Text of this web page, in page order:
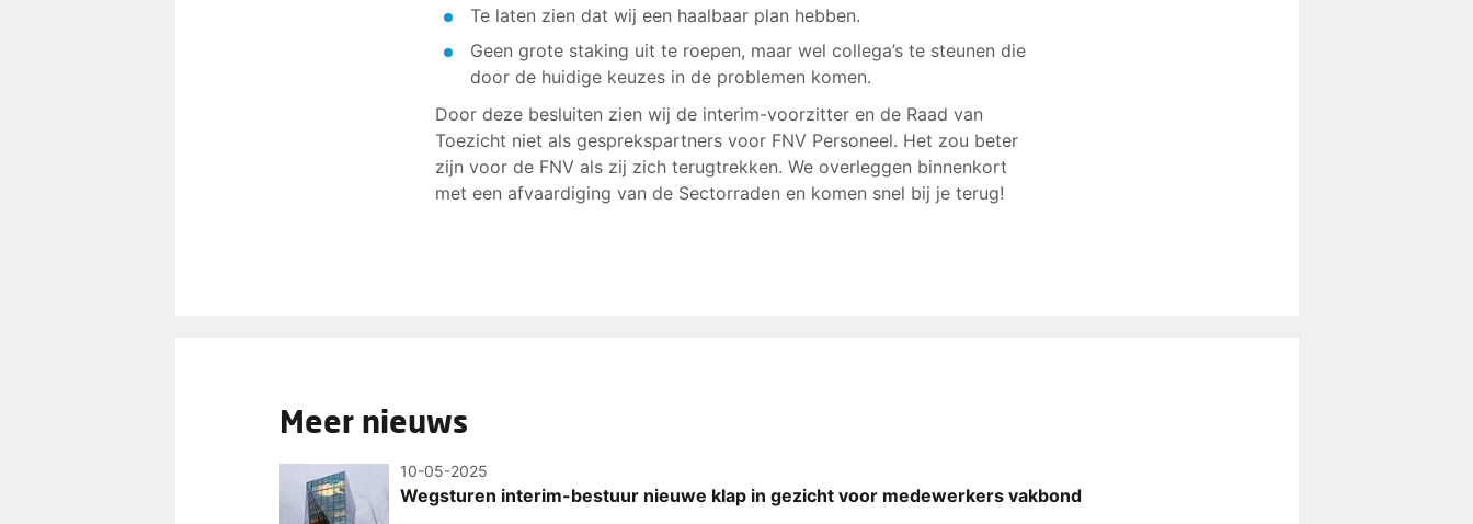
Te laten zien dat wij een haalbaar plan hebben.
Geen grote staking uit te roepen, maar wel collega’s te steunen die
door de huidige keuzes in de problemen komen.
Door deze besluiten zien wij de interim-voorzitter en de Raad van
Toezicht niet als gesprekspartners voor FNV Personeel. Het zou beter
zijn voor de FNV als zij zich terugtrekken. We overleggen binnenkort
met een afvaardiging van de Sectorraden en komen snel bij je terug!
Meer nieuws
10-05-2025
Wegsturen interim-bestuur nieuwe klap in gezicht voor medewerkers vakbond